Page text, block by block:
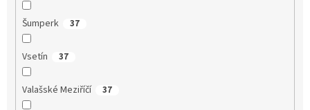
Šumperk 37
Vsetín 37
Valašské Meziříčí 37